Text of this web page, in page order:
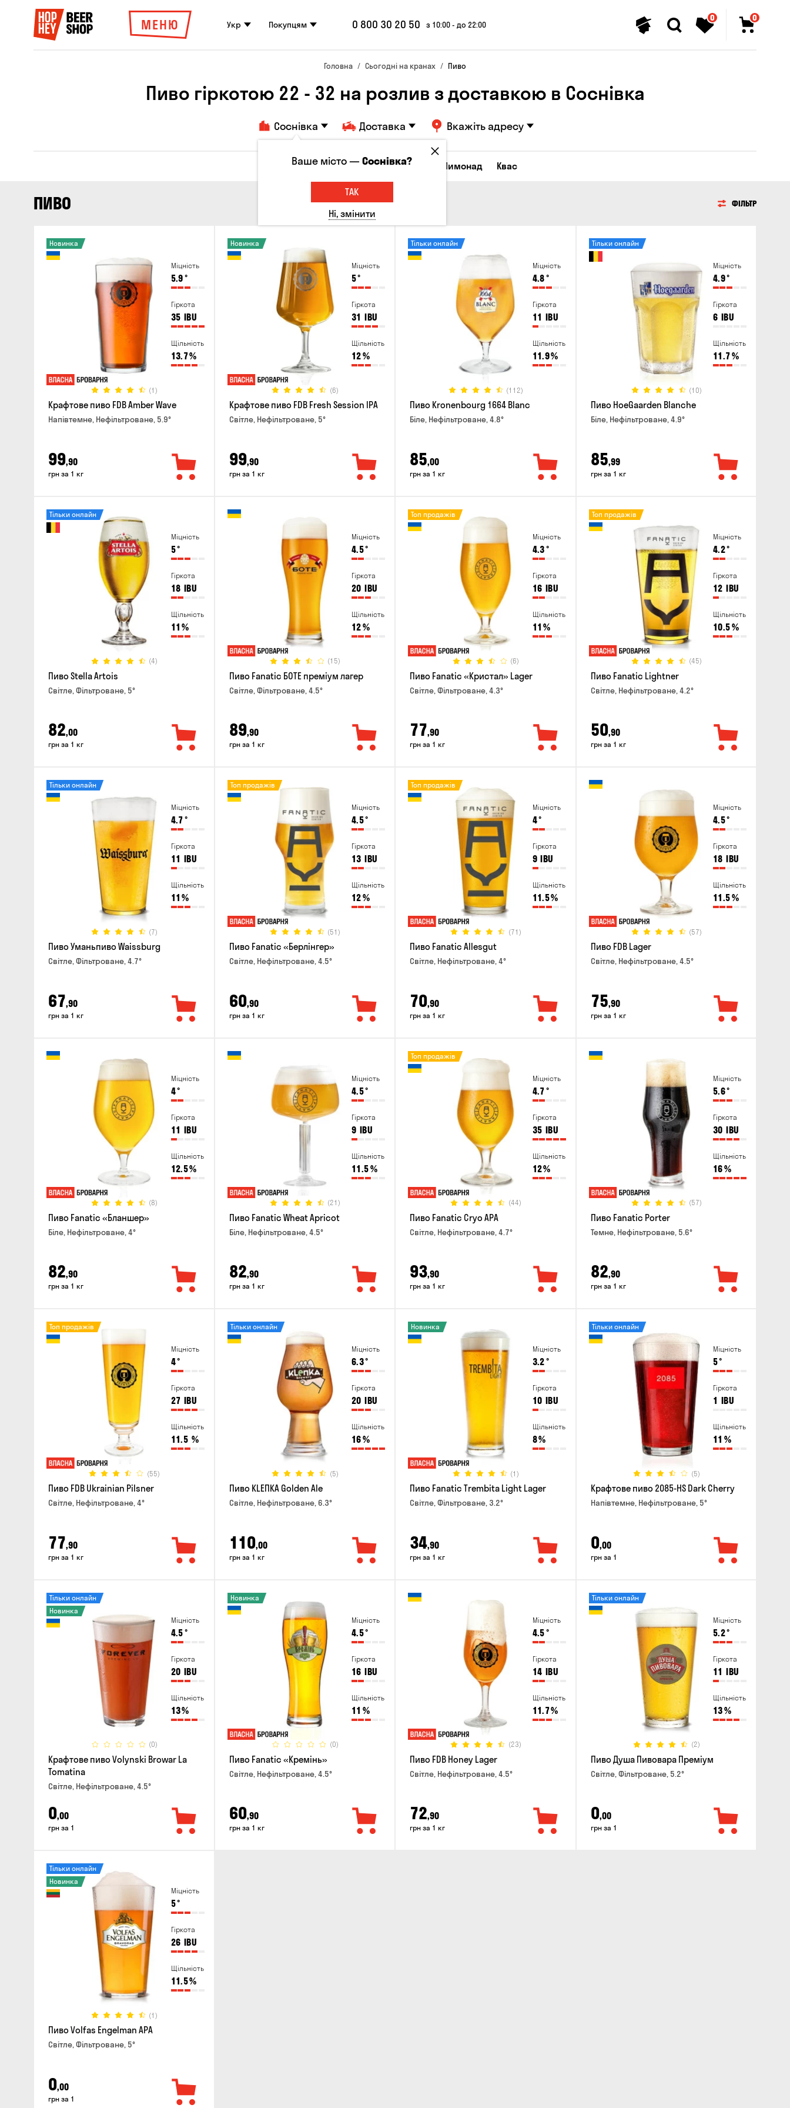
МЕНЮ Укр Покупцям 0 800 30 20 50 з 10:00 - до 22:00
0 0
Головна Сьогодні на кранах Пиво
Пиво гіркотою 22 - 32 на розлив з доставкою в Соснівка
Соснівка Доставка Вкажіть адресу
Всі товари Пиво Сидр Вино Лимонад Квас
ПИВО ФІЛЬТР
Міцність
5.9°
Гіркота
35 IBU
Щільність
13.7%
(1)
Новинка
Крафтове пиво FDB Amber Wave
Напівтемне, Нефільтроване, 5.9°
99,90
грн за 1 кг
Міцність
5°
Гіркота
31 IBU
Щільність
12%
(6)
Новинка
Крафтове пиво FDB Fresh Session IPA
Світле, Нефільтроване, 5°
99,90
грн за 1 кг
Міцність
4.8°
Гіркота
11 IBU
Щільність
11.9%
(112)
Тільки онлайн
Пиво Kronenbourg 1664 Blanc
Біле, Нефільтроване, 4.8°
85,00
грн за 1 кг
Міцність
4.9°
Гіркота
6 IBU
Щільність
11.7%
(10)
Тільки онлайн
Пиво HoeGaarden Blanche
Біле, Нефільтроване, 4.9°
85,99
грн за 1 кг
Міцність
5°
Гіркота
18 IBU
Щільність
11 %
(4)
Тільки онлайн
Пиво Stella Artois
Світле, Фільтроване, 5°
82,00
грн за 1 кг
Міцність
4.5°
Гіркота
20 IBU
Щільність
12%
(15)
Пиво Fanatic БОТЕ преміум лагер
Світле, Фільтроване, 4.5°
89,90
грн за 1 кг
Міцність
4.3°
Гіркота
16 IBU
Щільність
11 %
(6)
Топ продажів
Пиво Fanatic «Кристал» Lager
Світле, Фільтроване, 4.3°
77,90
грн за 1 кг
Міцність
4.2°
Гіркота
12 IBU
Щільність
10.5%
(45)
Топ продажів
Пиво Fanatic Lightner
Світле, Нефільтроване, 4.2°
50,90
грн за 1 кг
Міцність
4.7°
Гіркота
11 IBU
Щільність
11 %
(7)
Тільки онлайн
Пиво Уманьпиво Waissburg
Світле, Фільтроване, 4.7°
67,90
грн за 1 кг
Міцність
4.5°
Гіркота
13 IBU
Щільність
12%
(51)
Топ продажів
Пиво Fanatic «Берлінгер»
Світле, Нефільтроване, 4.5°
60,90
грн за 1 кг
Міцність
4°
Гіркота
9 IBU
Щільність
11.5%
(71)
Топ продажів
Пиво Fanatic Allesgut
Світле, Нефільтроване, 4°
70,90
грн за 1 кг
Міцність
4.5°
Гіркота
18 IBU
Щільність
11.5%
(57)
Пиво FDB Lager
Світле, Нефільтроване, 4.5°
75,90
грн за 1 кг
Міцність
4°
Гіркота
11 IBU
Щільність
12.5%
(8)
Пиво Fanatic «Бланшер»
Біле, Нефільтроване, 4°
82,90
грн за 1 кг
Міцність
4.5°
Гіркота
9 IBU
Щільність
11.5%
(21)
Пиво Fanatic Wheat Apricot
Біле, Нефільтроване, 4.5°
82,90
грн за 1 кг
Міцність
4.7°
Гіркота
35 IBU
Щільність
12%
(44)
Топ продажів
Пиво Fanatic Cryo APA
Світле, Нефільтроване, 4.7°
93,90
грн за 1 кг
Міцність
5.6°
Гіркота
30 IBU
Щільність
16%
(57)
Пиво Fanatic Porter
Темне, Нефільтроване, 5.6°
82,90
грн за 1 кг
Міцність
4°
Гіркота
27 IBU
Щільність
11.5 %
(55)
Топ продажів
Пиво FDB Ukrainian Pilsner
Світле, Нефільтроване, 4°
77,90
грн за 1 кг
Міцність
6.3°
Гіркота
20 IBU
Щільність
16%
(5)
Тільки онлайн
Пиво KLEПКА Golden Ale
Світле, Нефільтроване, 6.3°
110,00
грн за 1 кг
Міцність
3.2°
Гіркота
10 IBU
Щільність
8%
(1)
Новинка
Пиво Fanatic Trembita Light Lager
Світле, Фільтроване, 3.2°
34,90
грн за 1 кг
Міцність
5°
Гіркота
1 IBU
Щільність
11 %
(5)
Тільки онлайн
Крафтове пиво 2085-HS Dark Cherry
Напівтемне, Нефільтроване, 5°
0,00
грн за 1
Міцність
4.5°
Гіркота
20 IBU
Щільність
13%
(0)
Тільки онлайн
Новинка
Крафтове пиво Volynski Browar La
Tomatina
Світле, Нефільтроване, 4.5°
0,00
грн за 1
Міцність
4.5°
Гіркота
16 IBU
Щільність
11 %
(0)
Новинка
Пиво Fanatic «Кремінь»
Світле, Нефільтроване, 4.5°
60,90
грн за 1 кг
Міцність
4.5°
Гіркота
14 IBU
Щільність
11.7%
(23)
Пиво FDB Honey Lager
Світле, Нефільтроване, 4.5°
72,90
грн за 1 кг
Міцність
5.2°
Гіркота
11 IBU
Щільність
13%
(2)
Тільки онлайн
Пиво Душа Пивовара Преміум
Світле, Фільтроване, 5.2°
0,00
грн за 1
Міцність
5°
Гіркота
26 IBU
Щільність
11.5%
(1)
Тільки онлайн
Новинка
Пиво Volfas Engelman APA
Світле, Фільтроване, 5°
0,00
грн за 1
Ваше місто —Соснівка?
ТАК
Ні, змінити